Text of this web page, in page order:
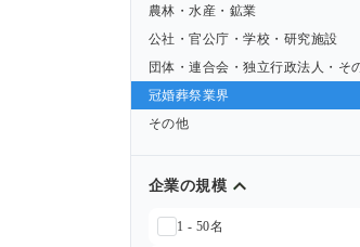
農林・水産・鉱業
公社・官公庁・学校・研究施設
団体・連合会・独立行政法人・そ
冠婚葬祭業界
その他
企業の規模
1 - 50名